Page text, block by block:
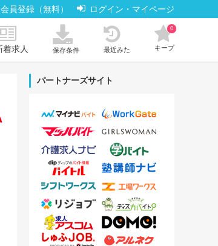
会員登録（無料） ログイン・マイページ
着求人 保存条件 最近みた キープ
0
パートナーズサイト